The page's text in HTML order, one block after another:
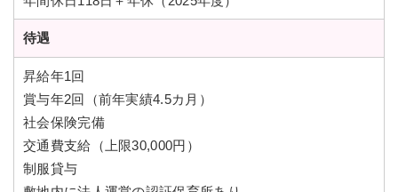
待遇
昇給年1回
賞与年2回（前年実績4.5カ月）
社会保険完備
交通費支給（上限30,000円）
制服貸与